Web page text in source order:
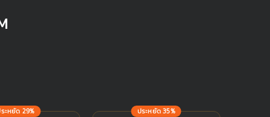
ะหยัด 29% ประหยัด 35%